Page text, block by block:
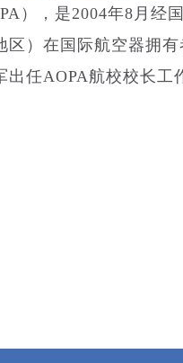
），是2004年8月经
）在国际航空器拥
任AOPA航校校长工